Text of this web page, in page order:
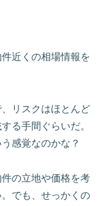
近くの相場情報を
リスクはほとんど
る手間ぐらいだ。
感覚なのかな？
件の立地や価格を考
でも、せっかくの